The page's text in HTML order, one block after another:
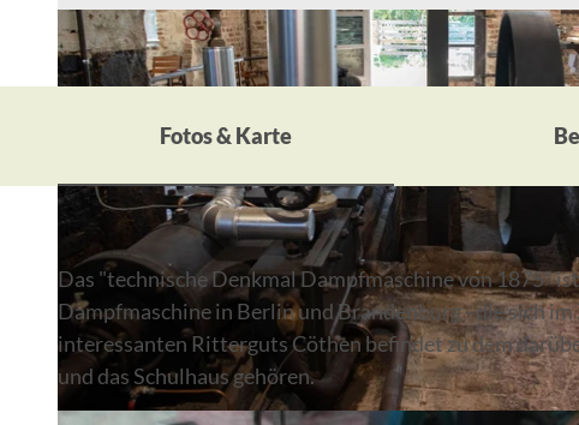
Fotos & Karte
Das "technische Denkmal Dampfmaschine von 1875"
Dampfmaschine in Berlin und Brandenburg - die sich
interessanten Ritterguts Cöthen befindet zu dem
und das Schulhaus gehören.